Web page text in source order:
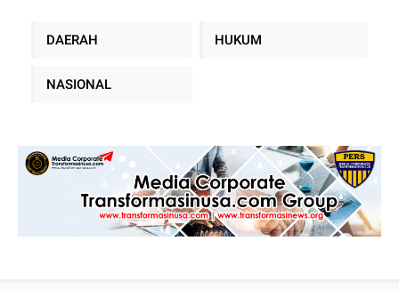
DAERAH HUKUM
NASIONAL